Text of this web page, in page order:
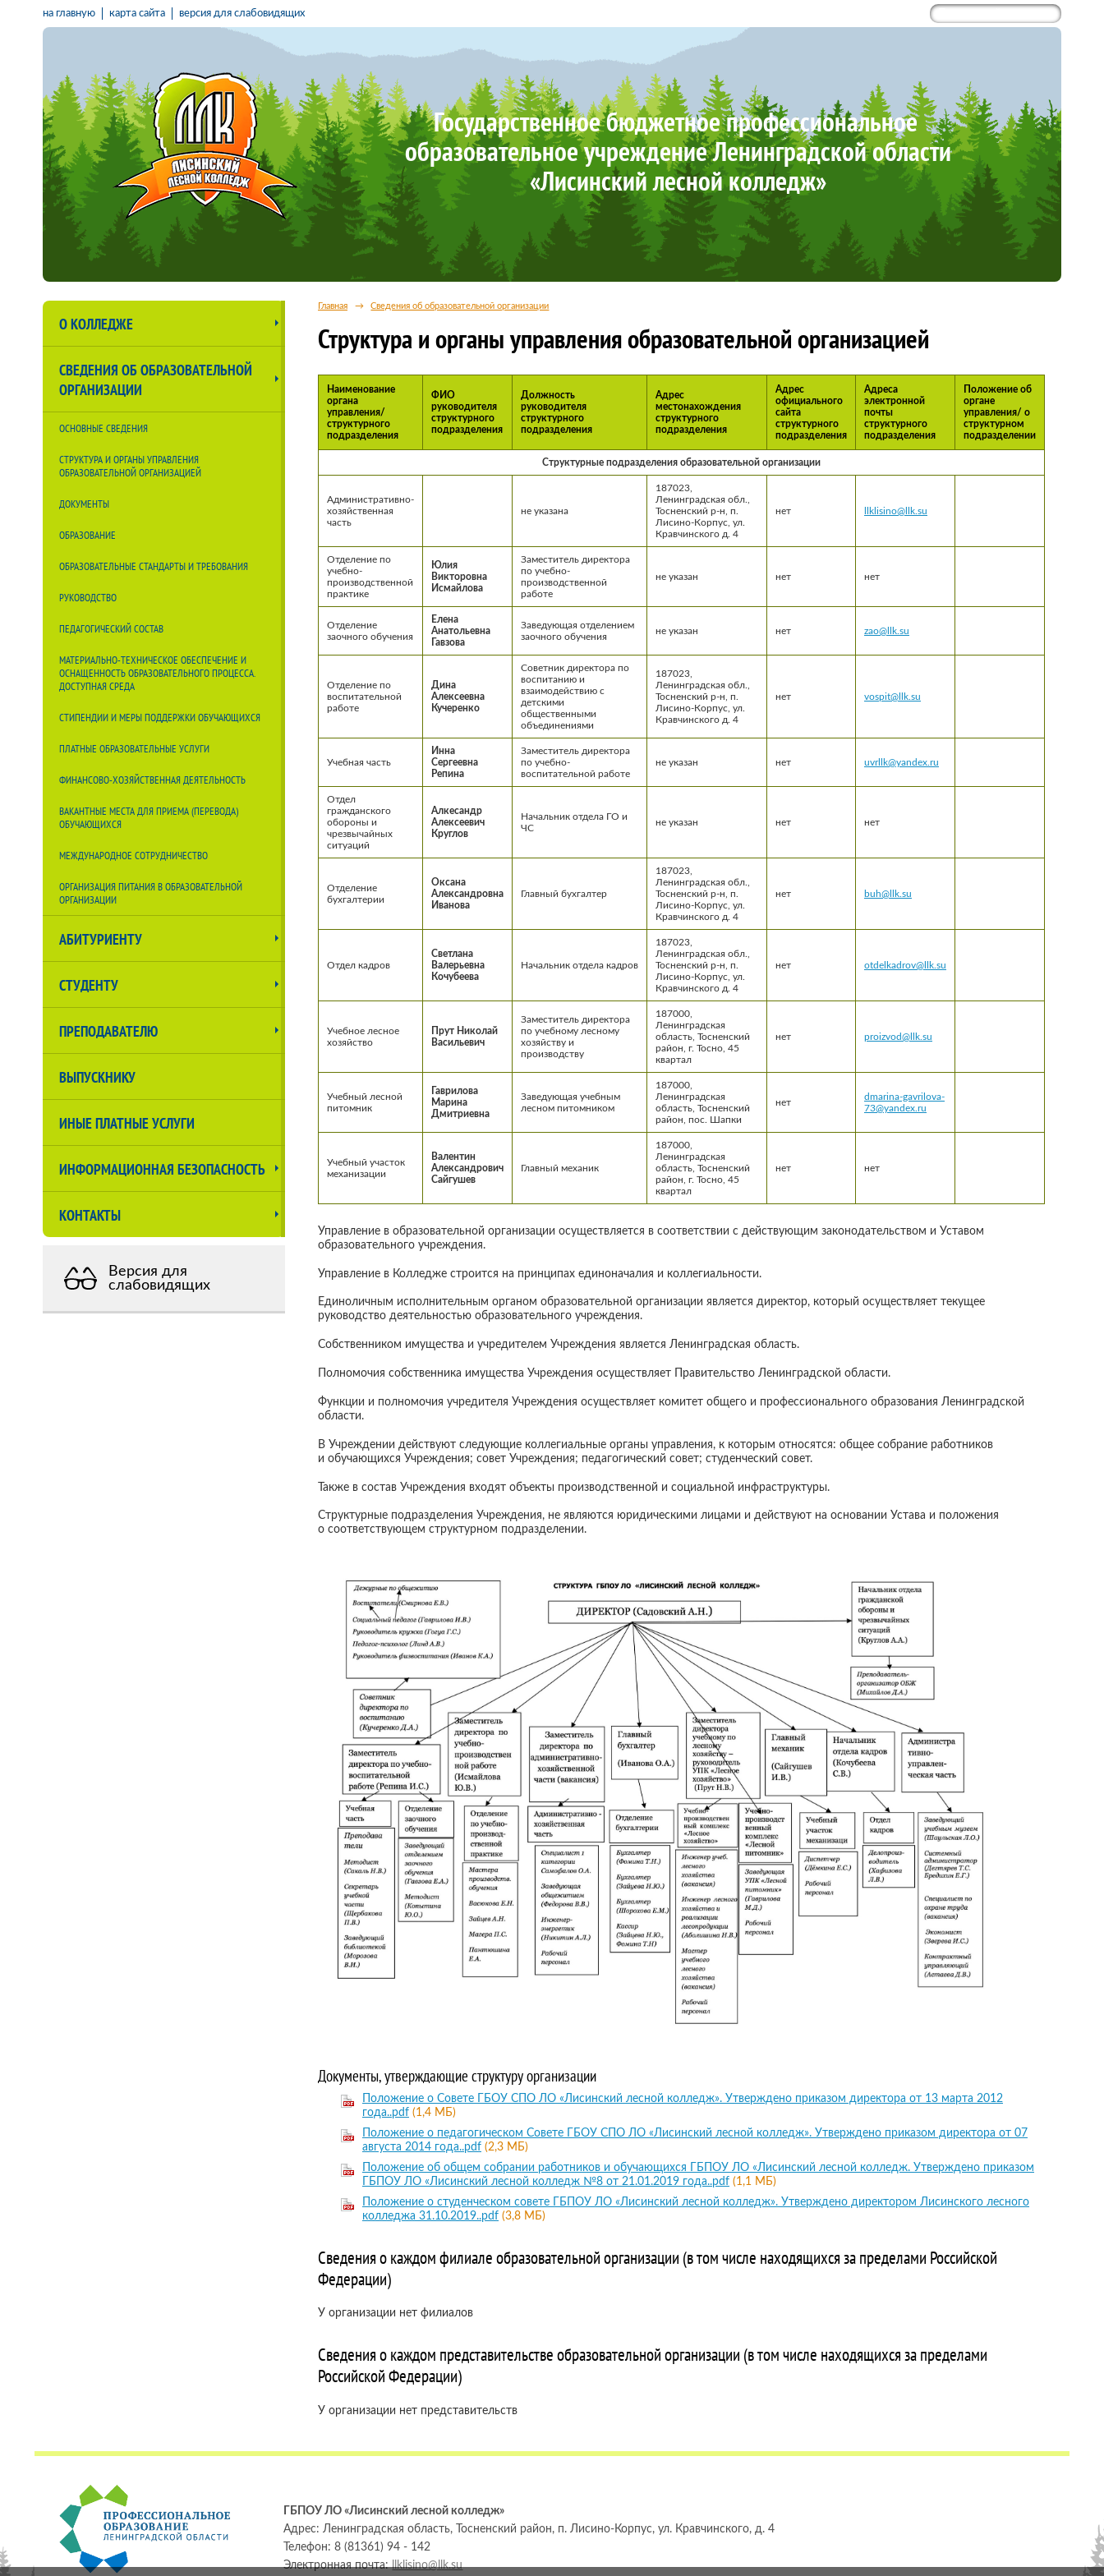
на главную карта сайта версия для слабовидящих
Государственное бюджетное профессиональное
образовательное учреждение Ленинградской области
«Лисинский лесной колледж»
О КОЛЛЕДЖЕ
СВЕДЕНИЯ ОБ ОБРАЗОВАТЕЛЬНОЙ
ОРГАНИЗАЦИИ
ОСНОВНЫЕ СВЕДЕНИЯ
СТРУКТУРА И ОРГАНЫ УПРАВЛЕНИЯ
ОБРАЗОВАТЕЛЬНОЙ ОРГАНИЗАЦИЕЙ
ДОКУМЕНТЫ
ОБРАЗОВАНИЕ
ОБРАЗОВАТЕЛЬНЫЕ СТАНДАРТЫ И ТРЕБОВАНИЯ
РУКОВОДСТВО
ПЕДАГОГИЧЕСКИЙ СОСТАВ
МАТЕРИАЛЬНО-ТЕХНИЧЕСКОЕ ОБЕСПЕЧЕНИЕ И
ОСНАЩЕННОСТЬ ОБРАЗОВАТЕЛЬНОГО ПРОЦЕССА.
ДОСТУПНАЯ СРЕДА
СТИПЕНДИИ И МЕРЫ ПОДДЕРЖКИ ОБУЧАЮЩИХСЯ
ПЛАТНЫЕ ОБРАЗОВАТЕЛЬНЫЕ УСЛУГИ
ФИНАНСОВО-ХОЗЯЙСТВЕННАЯ ДЕЯТЕЛЬНОСТЬ
ВАКАНТНЫЕ МЕСТА ДЛЯ ПРИЕМА (ПЕРЕВОДА)
ОБУЧАЮЩИХСЯ
МЕЖДУНАРОДНОЕ СОТРУДНИЧЕСТВО
ОРГАНИЗАЦИЯ ПИТАНИЯ В ОБРАЗОВАТЕЛЬНОЙ
ОРГАНИЗАЦИИ
АБИТУРИЕНТУ
СТУДЕНТУ
ПРЕПОДАВАТЕЛЮ
ВЫПУСКНИКУ
ИНЫЕ ПЛАТНЫЕ УСЛУГИ
ИНФОРМАЦИОННАЯ БЕЗОПАСНОСТЬ
КОНТАКТЫ
Версия для
слабовидящих
Главная → Сведения об образовательной организации
Структура и органы управления образовательной организацией
Наименование
органа
управления/
структурного
подразделения
ФИО
руководителя
структурного
подразделения
Должность
руководителя
структурного
подразделения
Адрес
местонахождения
структурного
подразделения
Адрес
официального
сайта
структурного
подразделения
Адреса
электронной
почты
структурного
подразделения
Положение об
органе
управления/ о
структурном
подразделении
Структурные подразделения образовательной организации
Административно-
хозяйственная
часть
не указана
187023,
Ленинградская обл.,
Тосненский р-н, п.
Лисино-Корпус, ул.
Кравчинского д. 4
нет llklisino@llk.su
Отделение по
учебно-
производственной
практике
Юлия
Викторовна
Исмайлова
Заместитель директора
по учебно-
производственной
работе
не указан нет нет
Отделение
заочного обучения
Елена
Анатольевна
Гавзова
Заведующая отделением
заочного обучения
не указан нет zao@llk.su
Отделение по
воспитательной
работе
Дина
Алексеевна
Кучеренко
Советник директора по
воспитанию и
взаимодействию с
детскими
общественными
объединениями
187023,
Ленинградская обл.,
Тосненский р-н, п.
Лисино-Корпус, ул.
Кравчинского д. 4
нет vospit@llk.su
Учебная часть
Инна
Сергеевна
Репина
Заместитель директора
по учебно-
воспитательной работе
не указан нет uvrllk@yandex.ru
Отдел
гражданского
обороны и
чрезвычайных
ситуаций
Алкесандр
Алексеевич
Круглов
Начальник отдела ГО и
ЧС
не указан нет нет
Отделение
бухгалтерии
Оксана
Александровна
Иванова
Главный бухгалтер
187023,
Ленинградская обл.,
Тосненский р-н, п.
Лисино-Корпус, ул.
Кравчинского д. 4
нет buh@llk.su
Отдел кадров
Светлана
Валерьевна
Кочубеева
Начальник отдела кадров
187023,
Ленинградская обл.,
Тосненский р-н, п.
Лисино-Корпус, ул.
Кравчинского д. 4
нет otdelkadrov@llk.su
Учебное лесное
хозяйство
Прут Николай
Васильевич
Заместитель директора
по учебному лесному
хозяйству и
производству
187000,
Ленинградская
область, Тосненский
район, г. Тосно, 45
квартал
нет proizvod@llk.su
Учебный лесной
питомник
Гаврилова
Марина
Дмитриевна
Заведующая учебным
лесном питомником
187000,
Ленинградская
область, Тосненский
район, пос. Шапки
нет
dmarina-gavrilova-
73@yandex.ru
Учебный участок
механизации
Валентин
Александрович
Сайгушев
Главный механик
187000,
Ленинградская
область, Тосненский
район, г. Тосно, 45
квартал
нет нет
Управление в образовательной организации осуществляется в соответствии с действующим законодательством и Уставом
образовательного учреждения.
Управление в Колледже строится на принципах единоначалия и коллегиальности.
Единоличным исполнительным органом образовательной организации является директор, который осуществляет текущее
руководство деятельностью образовательного учреждения.
Собственником имущества и учредителем Учреждения является Ленинградская область.
Полномочия собственника имущества Учреждения осуществляет Правительство Ленинградской области.
Функции и полномочия учредителя Учреждения осуществляет комитет общего и профессионального образования Ленинградской
области.
В Учреждении действуют следующие коллегиальные органы управления, к которым относятся: общее собрание работников
и обучающихся Учреждения; совет Учреждения; педагогический совет; студенческий совет.
Также в состав Учреждения входят объекты производственной и социальной инфраструктуры.
Структурные подразделения Учреждения, не являются юридическими лицами и действуют на основании Устава и положения
о соответствующем структурном подразделении.
Документы, утверждающие структуру организации
Положение о Совете ГБОУ СПО ЛО «Лисинский лесной колледж». Утверждено приказом директора от 13 марта 2012
года..pdf (1,4 МБ)
Положение о педагогическом Совете ГБОУ СПО ЛО «Лисинский лесной колледж». Утверждено приказом директора от 07
августа 2014 года..pdf (2,3 МБ)
Положение об общем собрании работников и обучающихся ГБПОУ ЛО «Лисинский лесной колледж. Утверждено приказом
ГБПОУ ЛО «Лисинский лесной колледж №8 от 21.01.2019 года..pdf (1,1 МБ)
Положение о студенческом совете ГБПОУ ЛО «Лисинский лесной колледж». Утверждено директором Лисинского лесного
колледжа 31.10.2019..pdf (3,8 МБ)
Сведения о каждом филиале образовательной организации (в том числе находящихся за пределами Российской
Федерации)
У организации нет филиалов
Сведения о каждом представительстве образовательной организации (в том числе находящихся за пределами
Российской Федерации)
У организации нет представительств
ГБПОУ ЛО «Лисинский лесной колледж»
Адрес: Ленинградская область, Тосненский район, п. Лисино-Корпус, ул. Кравчинского, д. 4
Телефон: 8 (81361) 94 - 142
Электронная почта:llklisino@llk.su